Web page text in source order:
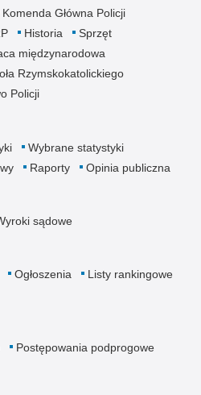
Komenda Główna Policji
Historia
Sprzęt
międzynarodowa
Rzymskokatolickiego
Policji
Wybrane statystyki
Raporty Opinia publiczna
sądowe
Ogłoszenia
Listy rankingowe
Postępowania podprogowe